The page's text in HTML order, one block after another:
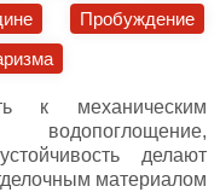
Пробуждение
к механическим
делают
материалом